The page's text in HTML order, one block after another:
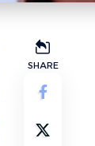
SHARE